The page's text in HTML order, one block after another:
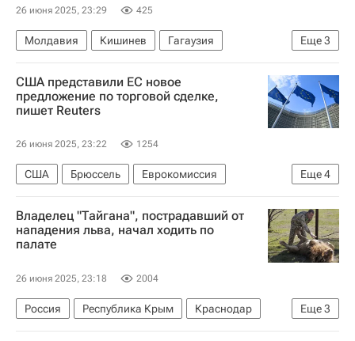
26 июня 2025, 23:29 425
Еще3
Молдавия Кишинев
Гагаузия
Дорин Речан
Евгения Гуцул
Sputnik Молдова
США представили ЕС новое
предложение по торговой сделке,
пишет Reuters
26 июня 2025, 23:22 1254
Еще4
США Брюссель
Еврокомиссия
Урсула фон дер Ляйен
Евросоюз
Дональд Трамп
В мире
Владелец "Тайгана", пострадавший от
нападения льва, начал ходить по
палате
26 июня 2025, 23:18 2004
Еще3
Россия Республика Крым
Краснодар
Олег Зубков